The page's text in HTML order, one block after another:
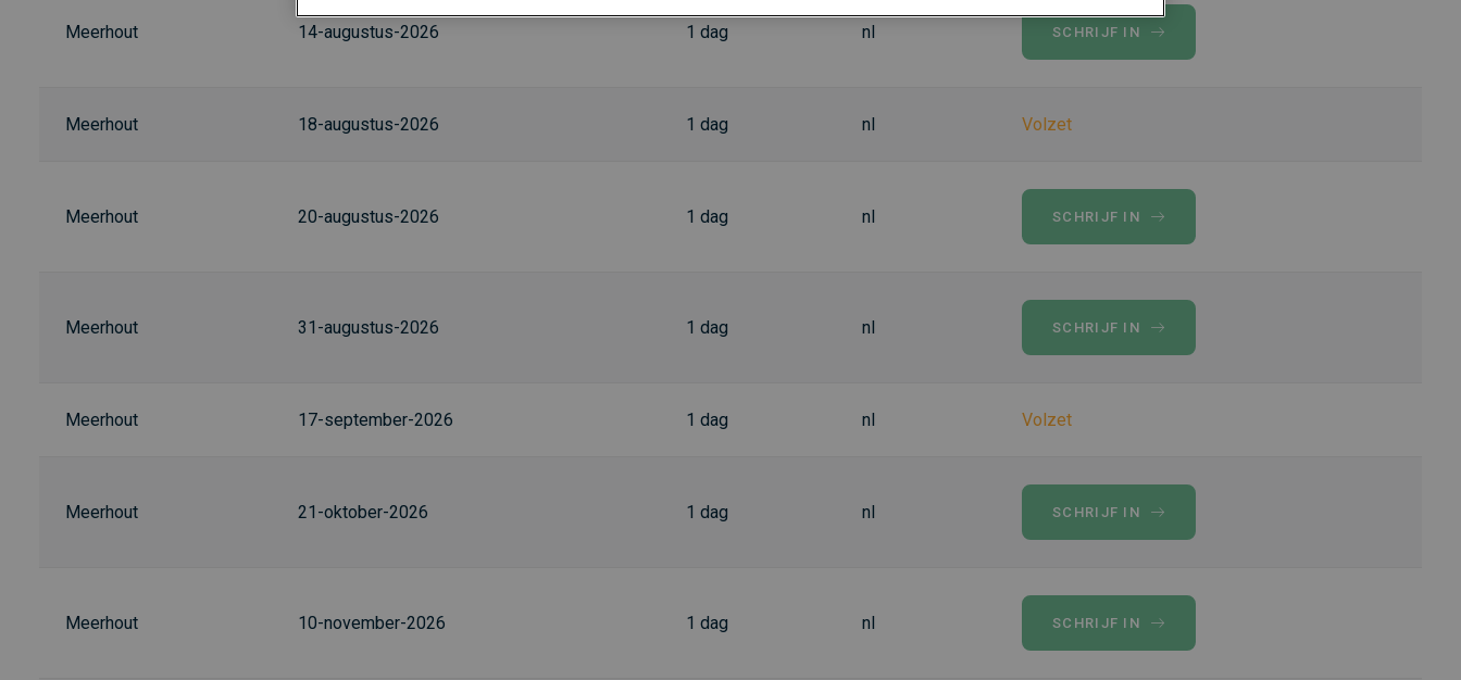
Meerhout 14-augustus-2026 1 dag nl SCHRIJF IN
Meerhout 18-augustus-2026 1 dag nl Volzet
Meerhout 20-augustus-2026 1 dag nl SCHRIJF IN
Meerhout 31-augustus-2026 1 dag nl SCHRIJF IN
Meerhout 17-september-2026 1 dag nl Volzet
Meerhout 21-oktober-2026 1 dag nl SCHRIJF IN
Meerhout 10-november-2026 1 dag nl SCHRIJF IN